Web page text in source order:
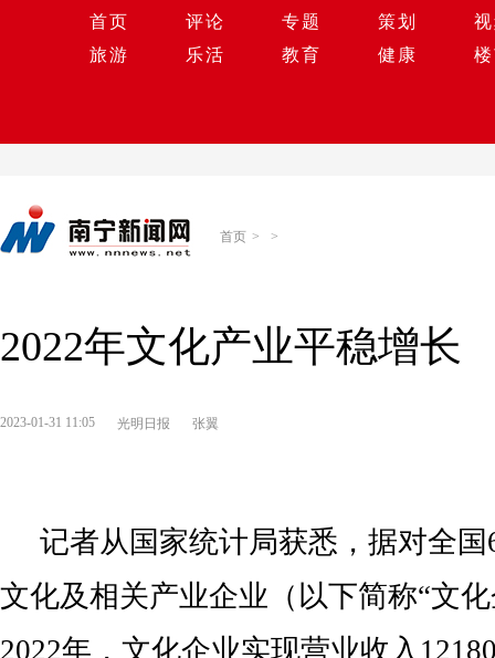
首页 评论 专题 策划
旅游
乐活 教育 健康
首页 > >
2022年文化产业平稳增长
2023-01-31 11:05 光明日报 张翼
记者从国家统计局获悉，据对全
文化及相关产业企业（以下简称“文
2022年，文化企业实现营业收入